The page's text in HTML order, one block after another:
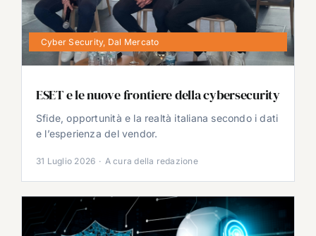
Cyber Security, Dal Mercato
ESET e le nuove frontiere della cybersecurity
Sfide, opportunità e la realtà italiana secondo i dati
e l’esperienza del vendor.
31 Luglio 2026 · A cura della redazione